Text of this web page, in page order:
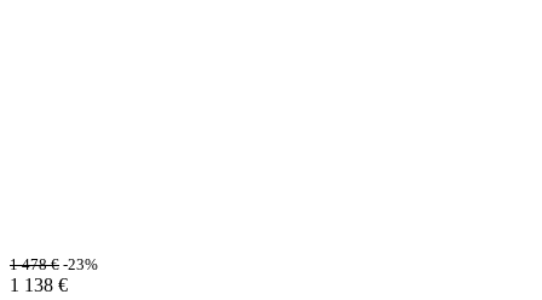
1 478€ -23%
1 138 €